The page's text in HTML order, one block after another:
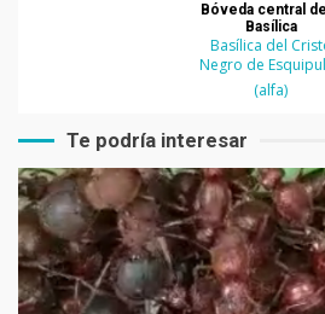
Bóveda central
Basílica
Basílica del
Negro de
(alfa)
Te podría interesar